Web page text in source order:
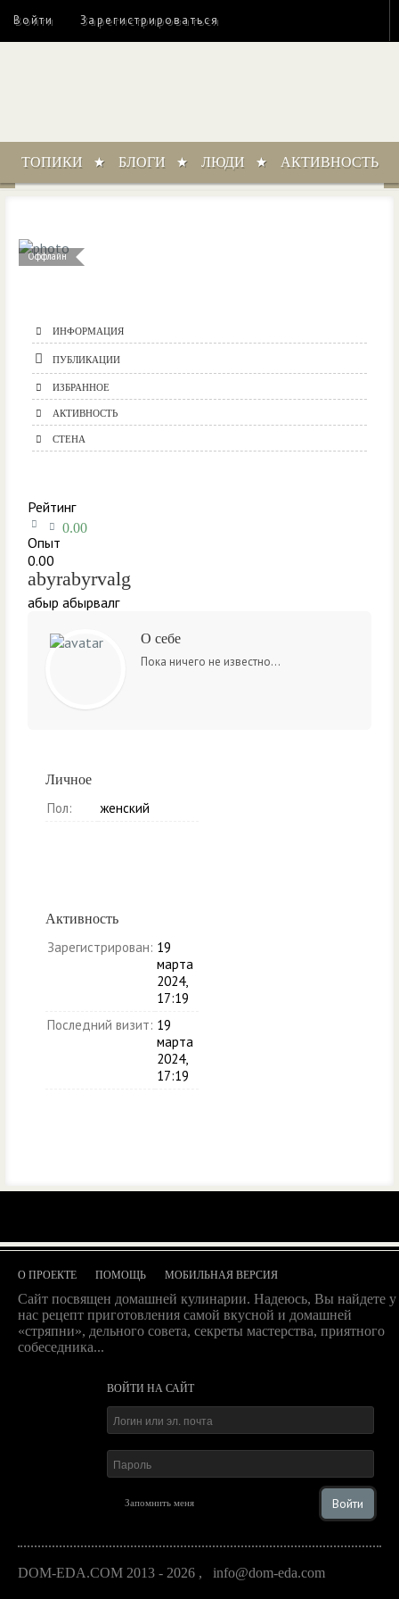
Войти Зарегистрироваться
ТОПИКИ БЛОГИ ЛЮДИ АКТИВНОСТЬ
Оффлайн
ИНФОРМАЦИЯ
ПУБЛИКАЦИИ
ИЗБРАННОЕ
АКТИВНОСТЬ
СТЕНА
Рейтинг
0.00
Опыт
0.00
abyrabyrvalg
абыр абырвалг
О себе
Пока ничего не известно...
Личное
Пол: женский
Активность
Зарегистрирован: 19
марта
2024,
17:19
Последний визит: 19
марта
2024,
17:19
О ПРОЕКТЕ ПОМОЩЬ МОБИЛЬНАЯ ВЕРСИЯ
Сайт посвящен домашней кулинарии. Надеюсь, Вы найдете у
нас рецепт приготовления самой вкусной и домашней
«стряпни», дельного совета, секреты мастерства, приятного
собеседника...
ВОЙТИ НА САЙТ
Запомнить меня Войти
DOM-EDA.COM 2013 - 2026 , info@dom-eda.com